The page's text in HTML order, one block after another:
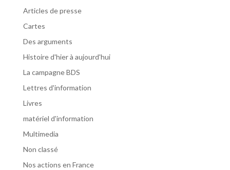
Articles de presse
Cartes
Des arguments
Histoire d'hier à aujourd'hui
La campagne BDS
Lettres d'information
Livres
matériel d'information
Multimedia
Non classé
Nos actions en France